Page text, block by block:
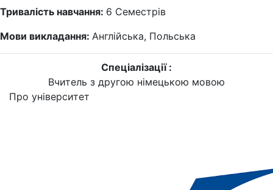
Тривалість навчання: 6 Семестрів
Мови викладання: Англійська, Польська
Спеціалізації :
Вчитель з другою німецькою мовою
Про університет